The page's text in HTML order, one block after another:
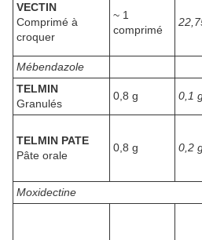
VECTIN
Comprimé à
croquer
~ 1
comprimé
Mébendazole
TELMIN
Granulés
0,8 g 0,1
TELMIN PATE
Pâte orale
0,8 g 0,2
Moxidectine